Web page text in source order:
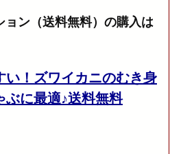
ョン（送料無料）の購入は
い！ズワイカニのむき身
ぶに最適♪送料無料